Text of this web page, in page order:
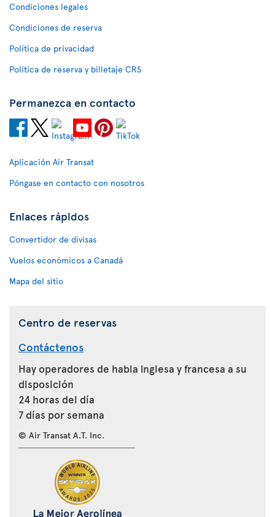
Condiciones legales
Condiciones de reserva
Política de privacidad
Política de reserva y billetaje CRS
Permanezca en contacto
Aplicación Air Transat
Póngase en contacto con nosotros
Enlaces rápidos
Convertidor de divisas
Vuelos económicos a Canadá
Mapa del sitio
Centro de reservas
Contáctenos
Hay operadores de habla inglesa y francesa a su
disposición
24 horas del día
7 días por semana
© Air Transat A.T. Inc.